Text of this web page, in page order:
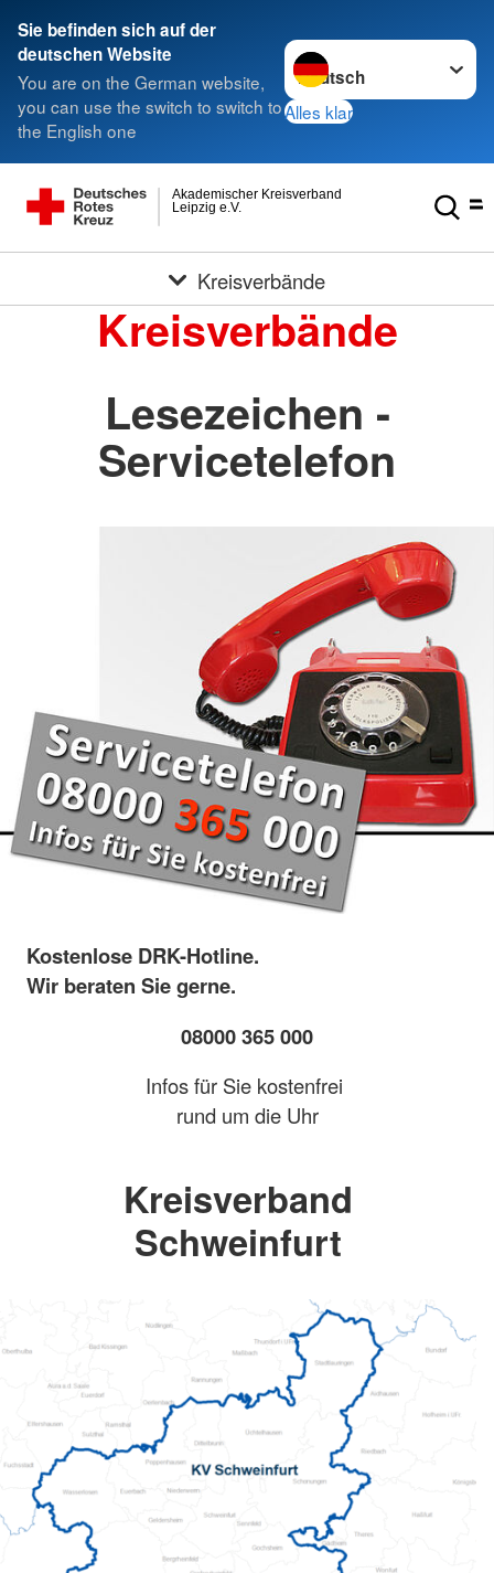
Sie befinden sich auf der
deutschen Website
You are on the German website,
you can use the switch to switch to
the English one
Sprache wechseln zu
Alles klar
Leipzig e.V.
Akademischer Kreisverband
Kreisverbände
Kreisverbände
Lesezeichen -
Servicetelefon
Kostenlose DRK-Hotline.
Wir beraten Sie gerne.
08000 365 000
Infos für Sie kostenfrei
rund um die Uhr
Kreisverband
Schweinfurt